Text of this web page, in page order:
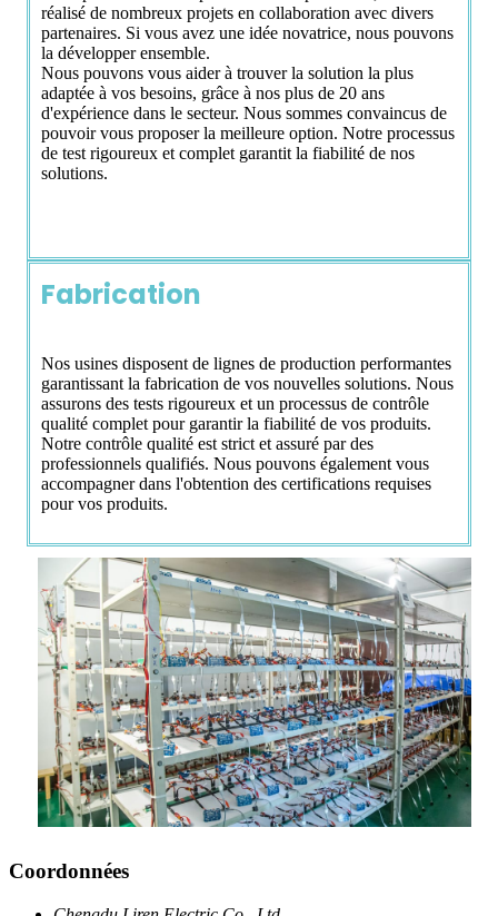
réalisé de nombreux projets en collaboration avec divers
partenaires. Si vous avez une idée novatrice, nous pouvons
la développer ensemble.
Nous pouvons vous aider à trouver la solution la plus
adaptée à vos besoins, grâce à nos plus de 20 ans
d'expérience dans le secteur. Nous sommes convaincus de
pouvoir vous proposer la meilleure option. Notre processus
de test rigoureux et complet garantit la fiabilité de nos
solutions.
Fabrication
Nos usines disposent de lignes de production performantes
garantissant la fabrication de vos nouvelles solutions. Nous
assurons des tests rigoureux et un processus de contrôle
qualité complet pour garantir la fiabilité de vos produits.
Notre contrôle qualité est strict et assuré par des
professionnels qualifiés. Nous pouvons également vous
accompagner dans l'obtention des certifications requises
pour vos produits.
Coordonnées